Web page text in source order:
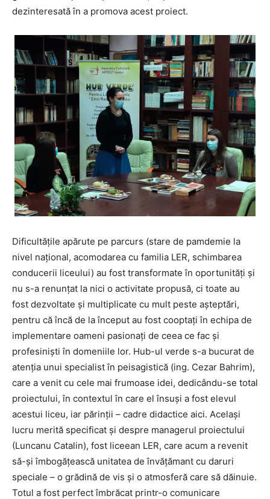
dezinteresată în a promova acest proiect.
Dificultăţile apărute pe parcurs (stare de pamdemie la
nivel naţional, acomodarea cu familia LER, schimbarea
conducerii liceului) au fost transformate în oportunităţi şi
nu s-a renunţat la nici o activitate propusă, ci toate au
fost dezvoltate şi multiplicate cu mult peste aşteptări,
pentru că încă de la început au fost cooptaţi în echipa de
implementare oameni pasionaţi de ceea ce fac şi
profesinişti în domeniile lor. Hub-ul verde s-a bucurat de
atenţia unui specialist în peisagistică (ing. Cezar Bahrim),
care a venit cu cele mai frumoase idei, dedicându-se total
proiectului, în contextul în care el însuşi a fost elevul
acestui liceu, iar părinţii – cadre didactice aici. Acelaşi
lucru merită specificat şi despre managerul proiectului
(Luncanu Catalin), fost liceean LER, care acum a revenit
să-şi îmbogăţească unitatea de învăţămant cu daruri
speciale – o grădină de vis şi o atmosferă care să dăinuie.
Totul a fost perfect îmbrăcat printr-o comunicare